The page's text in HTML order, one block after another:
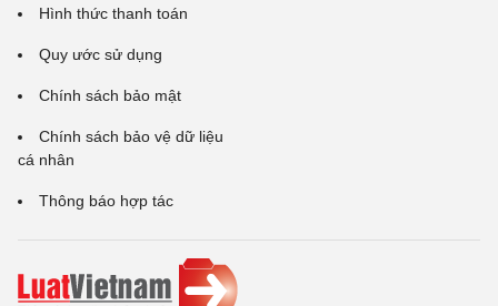
Hình thức thanh toán
Quy ước sử dụng
Chính sách bảo mật
Chính sách bảo vệ dữ liệu
cá nhân
Thông báo hợp tác